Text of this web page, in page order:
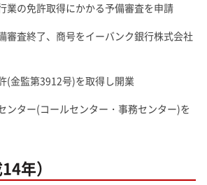
業の免許取得にかかる予備審査を申請
審査終了、商号をイーバンク銀行株式会社
(金監第3912号)を取得し開業
ンター(コールセンター・事務センター)を
年）